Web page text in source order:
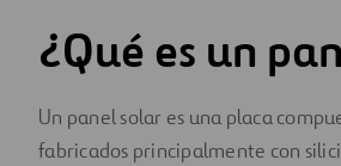
¿Qué es un
Un panel solar es una placa
fabricados principalmente con